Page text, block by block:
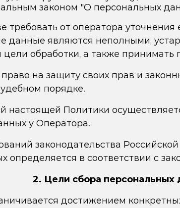
законом "О персональных
требовать от оператора
данные являются неполными,
обработки, а также
на защиту своих прав и
порядке.
настоящей Политики
у Оператора.
законодательства
в соответствии с
2. Цели сбора персональных
достижением